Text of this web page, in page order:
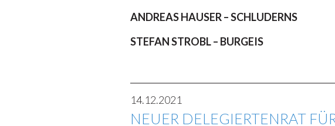
ANDREAS HAUSER – SCHLUDERNS
STEFAN STROBL – BURGEIS
14.12.2021
NEUER DELEGIERTENRAT